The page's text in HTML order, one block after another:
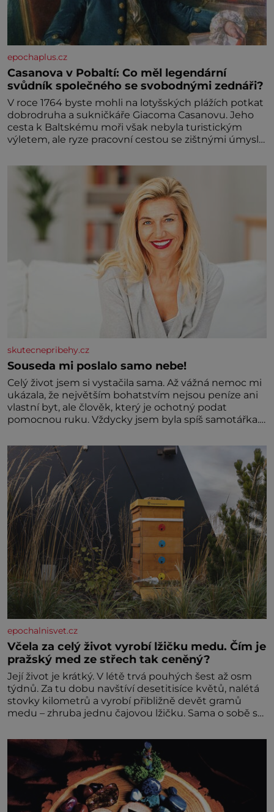
epochaplus.cz
Casanova v Pobaltí: Co měl legendární
svůdník společného se svobodnými zednáři?
V roce 1764 byste mohli na lotyšských plážích potkat
dobrodruha a sukničkáře Giacoma Casanovu. Jeho
cesta k Baltskému moři však nebyla turistickým
výletem, ale ryze pracovní cestou se zištnými úmysly.
procházel uličkami lotyšské Rigy? Casanova v Pobaltí
kontaktoval tamní zednářské lóže. Nebyl v této
oblasti žádným nováčkem, protože do zednářské
skutecnepribehy.cz
Souseda mi poslalo samo nebe!
Celý život jsem si vystačila sama. Až vážná nemoc mi
ukázala, že největším bohatstvím nejsou peníze ani
vlastní byt, ale člověk, který je ochotný podat
pomocnou ruku. Vždycky jsem byla spíš samotářka.
ani partnera. Stačily mi knihy, práce a hlavně klid.
Hned po studiích jsem odešla z rodného města,
epochalnisvet.cz
Včela za celý život vyrobí lžičku medu. Čím je
pražský med ze střech tak ceněný?
Její život je krátký. V létě trvá pouhých šest až osm
týdnů. Za tu dobu navštíví desetitisíce květů, nalétá
stovky kilometrů a vyrobí přibližně devět gramů
medu – zhruba jednu čajovou lžičku. Sama o sobě se
dalšími desítkami tisíc příslušnic svého včelstva,
vznikne jeden z nejdokonalejších organismů